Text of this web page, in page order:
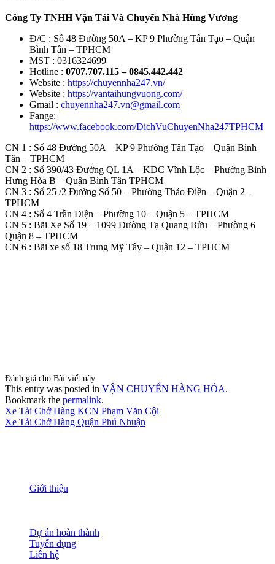
Công Ty TNHH Vận Tải Và Chuyển Nhà Hùng Vương
Đ/C : Số 48 Đường 50A – KP 9 Phường Tân Tạo – Quận
Bình Tân – TPHCM
MST : 0316324699
Hotline : 0707.707.115 – 0845.442.442
Website : https://chuyennha247.vn/
Website : https://vantaihungvuong.com/
Gmail : chuyennha247.vn@gmail.com
Fange:
https://www.facebook.com/DichVuChuyenNha247TPHCM
CN 1 : Số 48 Đường 50A – KP 9 Phường Tân Tạo – Quận Bình
Tân – TPHCM
CN 2 : Số 390/43 Đường QL 1A – KDC Vĩnh Lộc – Phường Bình
Hưng Hòa B – Quận Bình Tân TPHCM
CN 3 : Số 25 /2 Đường Số 50 – Phường Thảo Điền – Quận 2 –
TPHCM
CN 4 : Số 4 Trần Điện – Phường 10 – Quận 5 – TPHCM
CN 5 : Bãi Xe Số 19 – 1099 Đường Tạ Quang Bửu – Phường 6
Quận 8 – TPHCM
CN 6 : Bãi xe số 18 Trung Mỹ Tây – Quận 12 – TPHCM
Đánh giá cho Bài viết này
This entry was posted in VẬN CHUYỂN HÀNG HÓA.
Bookmark the permalink.
Xe Tải Chở Hàng KCN Phạm Văn Cội
Xe Tải Chở Hàng Quận Phú Nhuận
Giới thiệu
Dự án hoàn thành
Tuyển dụng
Liên hệ